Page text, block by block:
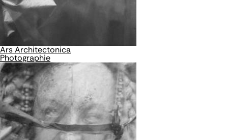
Ars Architectonica
Photographie